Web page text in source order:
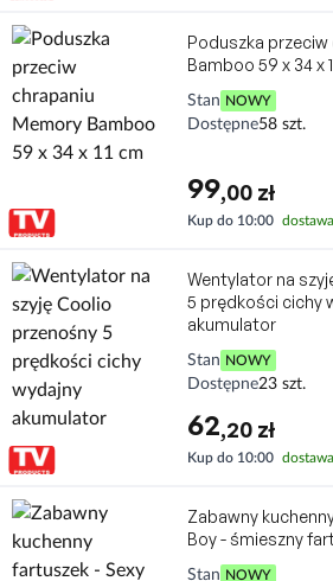
Poduszka
Bamboo 59 x 34 x
Stan NOWY
Dostępne58 szt.
99,00 zł
Kup do 10:00
Wentylator na
5 prędkości cichy
akumulator
Stan NOWY
Dostępne23 szt.
62,20 zł
Kup do 10:00
Zabawny
Boy - śmieszny
Stan NOWY